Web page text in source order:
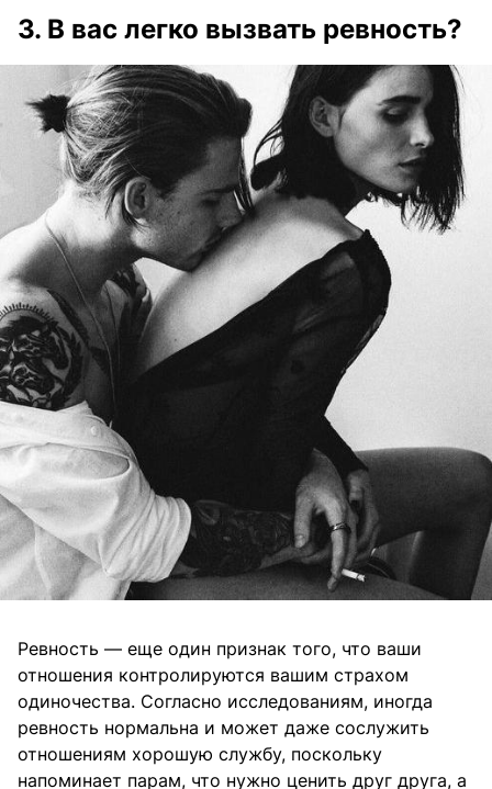
3. В вас легко вызвать ревность?
Ревность — еще один признак того, что ваши
отношения контролируются вашим страхом
одиночества. Согласно исследованиям, иногда
ревность нормальна и может даже сослужить
отношениям хорошую службу, поскольку
напоминает парам, что нужно ценить друг друга, а